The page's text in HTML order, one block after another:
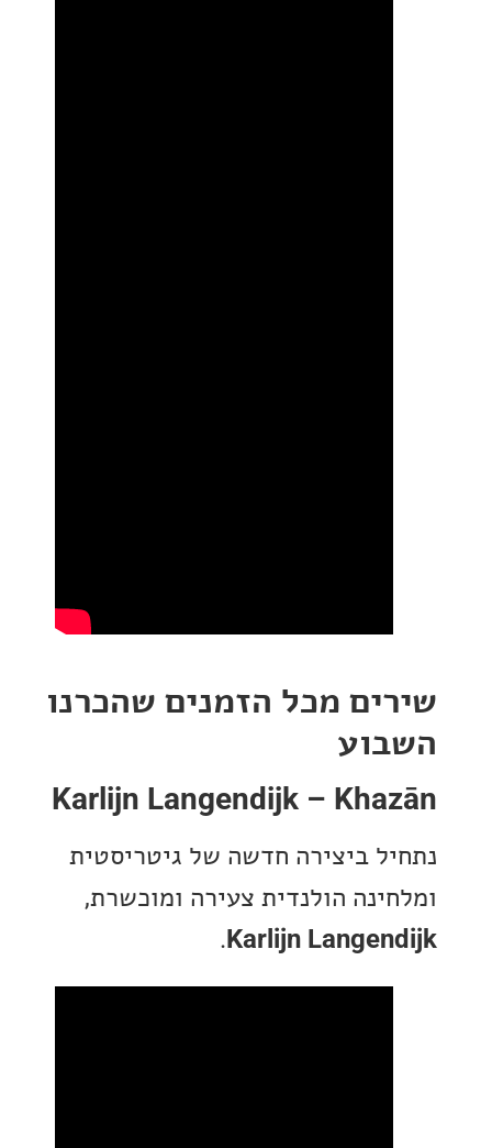
מכל הזמנים שהכרנו
Karlijn Langendijk –
ביצירה חדשה של גיטריסטית
הולנדית צעירה ומוכשרת,
Karlijn
.